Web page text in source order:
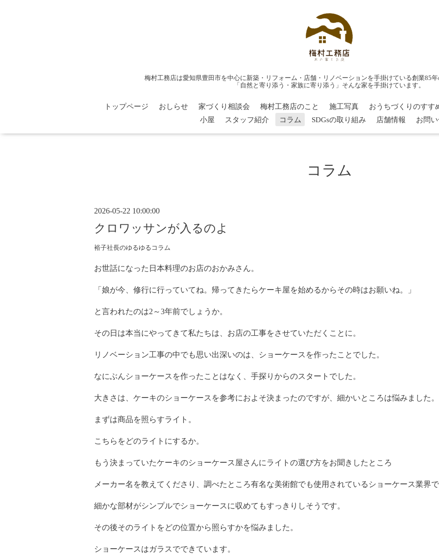
梅村工務店は愛知県豊田市を中心に新築・リフォーム・店舗・リノベーションを手掛けている創業85
「自然と寄り添う・家族に寄り添う」そんな家を手掛けています。
トップページ おしらせ 家づくり相談会 梅村工務店のこと 施工写真
おうちづくりのすす
小屋
スタッフ紹介 コラム SDGsの取り組み 店舗情報 お問
コラム
2026-05-22 10:00:00
クロワッサンが入るのよ
裕子社長のゆるゆるコラム
お世話になった日本料理のお店のおかみさん。
「娘が今、修行に行っていてね。帰ってきたらケーキ屋を始めるからその時はお願いね。」
と言われたのは2～3年前でしょうか。
その日は本当にやってきて私たちは、お店の工事をさせていただくことに。
リノベーション工事の中でも思い出深いのは、ショーケースを作ったことでした。
なにぶんショーケースを作ったことはなく、手探りからのスタートでした。
大きさは、ケーキのショーケースを参考におよそ決まったのですが、細かいところは悩みました。
まずは商品を照らすライト。
こちらをどのライトにするか。
もう決まっていたケーキのショーケース屋さんにライトの選び方をお聞きしたところ
メーカー名を教えてくださり、調べたところ有名な美術館でも使用されているショーケース業界
細かな部材がシンプルでショーケースに収めてもすっきりしそうです。
その後そのライトをどの位置から照らすかを悩みました。
ショーケースはガラスでできています。